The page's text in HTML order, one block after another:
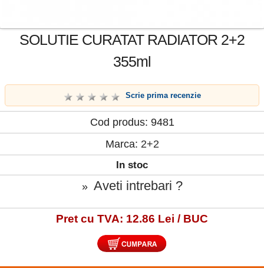
SOLUTIE CURATAT RADIATOR 2+2
355ml
Scrie prima recenzie
Cod produs: 9481
Marca: 2+2
In stoc
» Aveti intrebari ?
Pret cu TVA: 12.86 Lei / BUC